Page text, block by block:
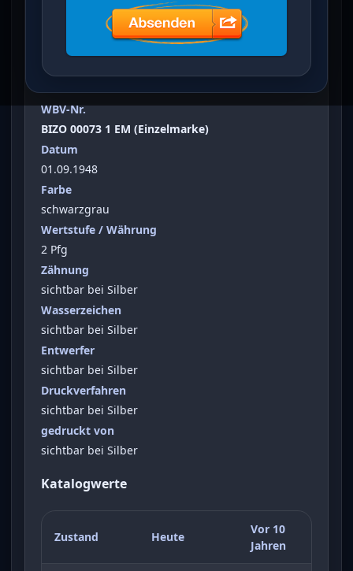
Vergrößertes Bild bei Klick auf Bild
Ausgabeanlass
Freimarken: Bauwerke
Sammelgebiet
Bizone
WBV-Nr.
BIZO 00073 1 EM (Einzelmarke)
Datum
01.09.1948
Farbe
schwarzgrau
Wertstufe / Währung
2 Pfg
Zähnung
sichtbar bei Silber
Wasserzeichen
sichtbar bei Silber
Entwerfer
sichtbar bei Silber
Druckverfahren
sichtbar bei Silber
gedruckt von
sichtbar bei Silber
Katalogwerte
Zustand Heute
Vor 10
Jahren